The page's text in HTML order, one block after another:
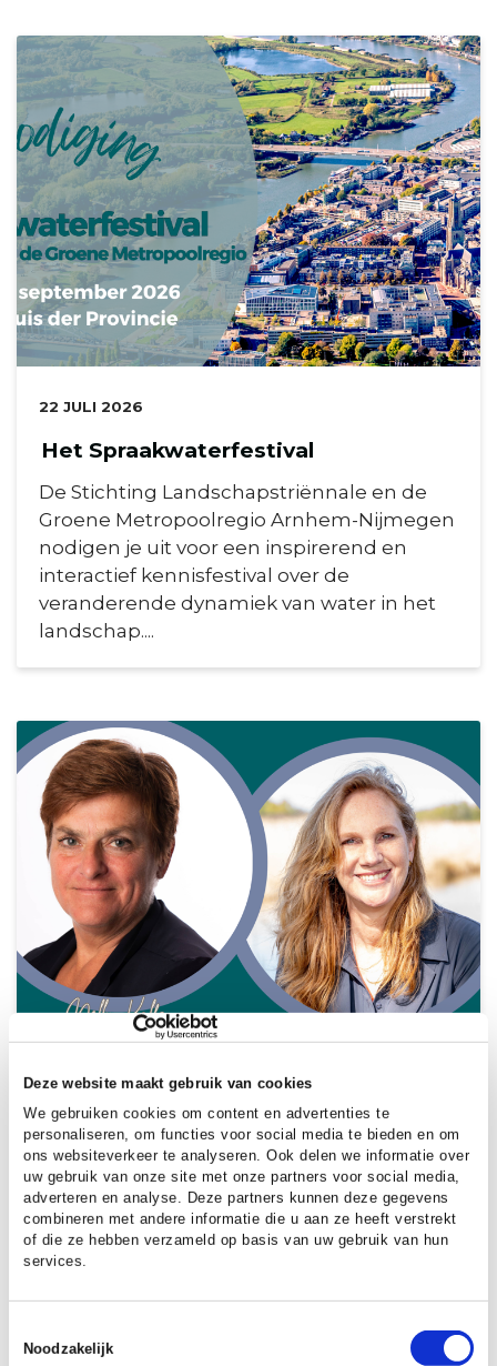
Deze website maakt gebruik van cookies
We gebruiken cookies om content en advertenties te
personaliseren, om functies voor social media te bieden en om
ons websiteverkeer te analyseren. Ook delen we informatie over
uw gebruik van onze site met onze partners voor social media,
adverteren en analyse. Deze partners kunnen deze gegevens
combineren met andere informatie die u aan ze heeft verstrekt
of die ze hebben verzameld op basis van uw gebruik van hun
services.
Noodzakelijk
DATUM:
22 JULI 2026
Het Spraakwaterfestival
De Stichting Landschapstriënnale en de
Groene Metropoolregio Arnhem-Nijmegen
nodigen je uit voor een inspirerend en
interactief kennisfestival over de
veranderende dynamiek van water in het
landschap....
DATUM:
13 JULI 2026
NOVEX-check brengt overzicht in
gebied vol ruimtelijke opgaven
Hoe zorg je dat grote ruimtelijke opgaven
elkaar niet in de weg zitten, maar elkaar
juist versterken? In het gebied Arnhem-